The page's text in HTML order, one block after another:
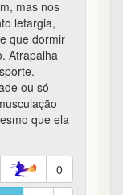
mas nos
letargia,
que dormir
Atrapalha
ou só
que ela
0